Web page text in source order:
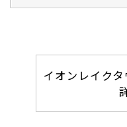
イオンレイク